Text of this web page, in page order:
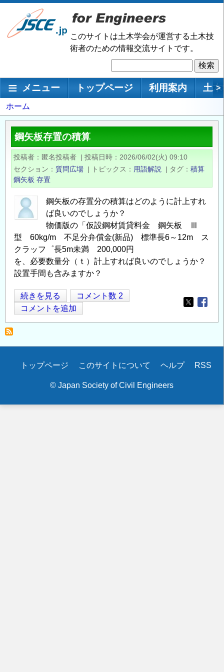
メ
ン
移
このサイトは土木学会が運営する土木技
術者のための情報交流サイトです。
索
メインナビゲーション
メニュー トップページ 利用案内 土 >
パ
ン
く
ず
ホーム
鋼矢板存置の積算
投稿者 匿名投稿者 | 投稿日時
2026/06/02(火) 09:10
セクション
質問広場 | トピックス 用語解説 | タグ
積算
鋼矢板 存置
鋼矢板の存置分の積算はどのように計上すれ
ば良いのでしょうか？
物価版の「仮設鋼材賃貸料金 鋼矢板 Ⅲ
型 60kg/m 不足分弁償金(新品) 標準長6～12m ス
クラッフ゜長5m未満 200,000円
を、必要数量分（ｔ）計上すれば良いのでしょうか？
設置手間も含みますか？
鋼
矢
板
置
積
続きを見る
コメント数 2
コメントを追加
Opens in
Secondary
トップページ このサイトについて ヘルプ RSS
© Japan Society of Civil Engineers